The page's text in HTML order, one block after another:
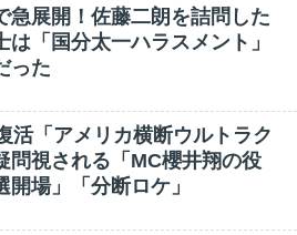
急展開！佐藤二朗を詰問した
は「国分太一ハラスメント」
った
活「アメリカ横断ウルトラク
問視される「MC櫻井翔の役
開場」「分断ロケ」